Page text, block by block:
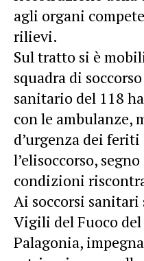
agli organi
rilievi.
Sul tratto si è
squadra di
sanitario del 118
con le ambulanze,
d’urgenza dei
l’elisoccorso,
condizioni
Ai soccorsi
Vigili del Fuoco
Palagonia,